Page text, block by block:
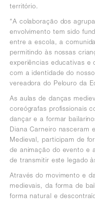
território.
“A colaboração dos
envolvimento tem sido
entre a escola, a
permitindo às nossas
experiências educativas e
com a identidade do
vereadora do Pelouro da
As aulas de danças
coreógrafas profissionais
dançar e a formar
Diana Carneiro nasceram
Medieval, participam de
de animação do evento e
de transmitir este legado
Através do movimento e
medievais, da forma de
forma natural e